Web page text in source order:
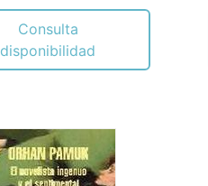
Consulta
disponibilidad